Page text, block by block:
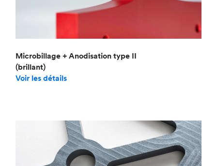
Microbillage + Anodisation type II
(brillant)
Voir les détails